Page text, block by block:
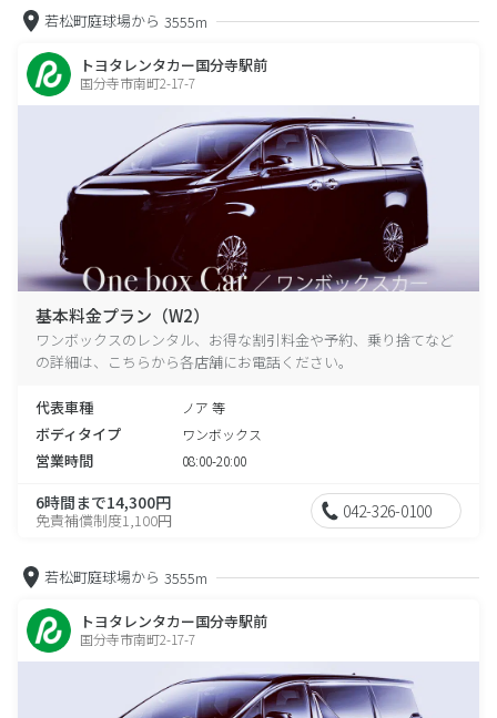
若松町庭球場から 3555m
トヨタレンタカー国分寺駅前
国分寺市南町2-17-7
基本料金プラン（W2）
ワンボックスのレンタル、お得な割引料金や予約、乗り捨てなど
の詳細は、こちらから各店舗にお電話ください。
代表車種 ノア 等
ボディタイプ ワンボックス
営業時間 08:00-20:00
6時間まで14,300円
免責補償制度1,100円 042-326-0100
若松町庭球場から 3555m
トヨタレンタカー国分寺駅前
国分寺市南町2-17-7